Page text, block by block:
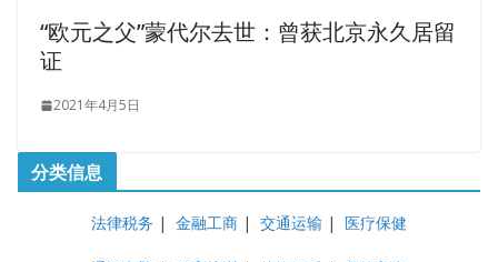
“欧元之父”蒙代尔去世：曾获北京永久居留
证
2021年4月5日
分类信息
法律税务 | 金融工商 | 交通运输 | 医疗保健